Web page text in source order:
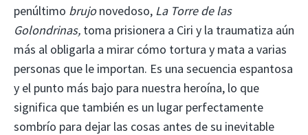
penúltimo brujonovedoso, La Torre de las
Golondrinas, toma prisionera a Ciri y la traumatiza aún
más al obligarla a mirar cómo tortura y mata a varias
personas que le importan. Es una secuencia espantosa
y el punto más bajo para nuestra heroína, lo que
significa que también es un lugar perfectamente
sombrío para dejar las cosas antes de su inevitable